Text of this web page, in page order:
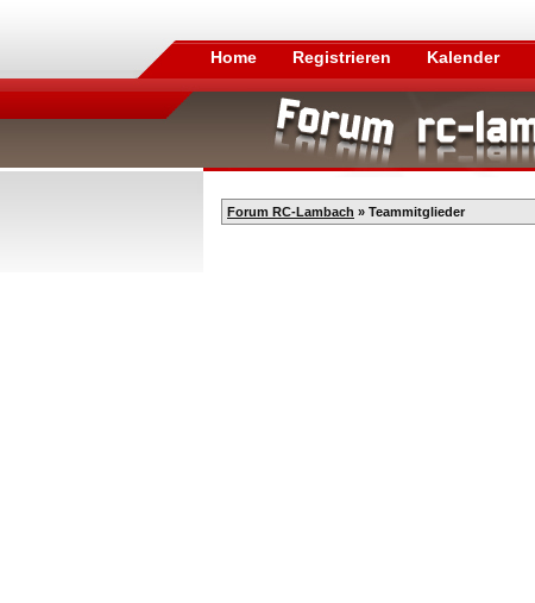
Home Registrieren Kalender
Forum RC-Lambach » Teammitglieder